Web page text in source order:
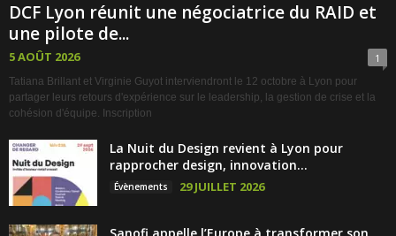
DCF Lyon réunit une négociatrice du RAID et
une pilote de...
5 AOÛT 2026 1
Tatiana Brillant et Virginie Guyot interviendront le 12 octobre à Lyon pour
partager leurs retours d'expérience sur le leadership, la gestion de crise et la
cohésion d'équipe. Inscription
La Nuit du Design revient à Lyon pour
rapprocher design, innovation...
Évènements 29 JUILLET 2026